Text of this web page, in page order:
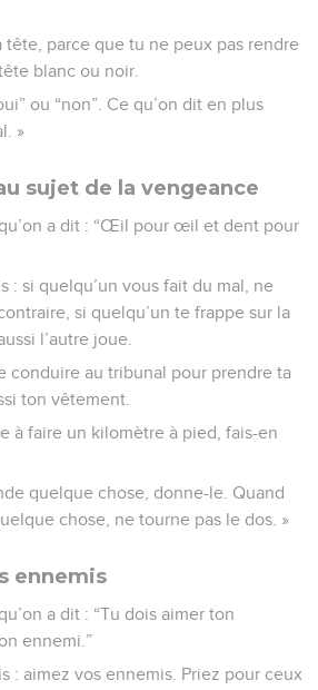
tête, parce que tu ne peux pas rendre
blanc ou noir.
ou “non”. Ce qu’on dit en plus
»
sujet de la vengeance
a dit : “Œil pour œil et dent pour
: si quelqu’un vous fait du mal, ne
si quelqu’un te frappe sur la
l’autre joue.
conduire au tribunal pour prendre ta
ton vêtement.
à faire un kilomètre à pied, fais-en
quelque chose, donne-le. Quand
chose, ne tourne pas le dos. »
ennemis
a dit : “Tu dois aimer ton
ennemi.”
: aimez vos ennemis. Priez pour ceux